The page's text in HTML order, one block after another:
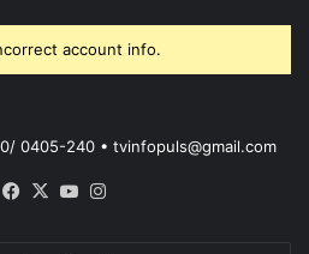
account info.
0405-240 • tvinfopuls@gmail.com
RSS Facebook
X YouTube